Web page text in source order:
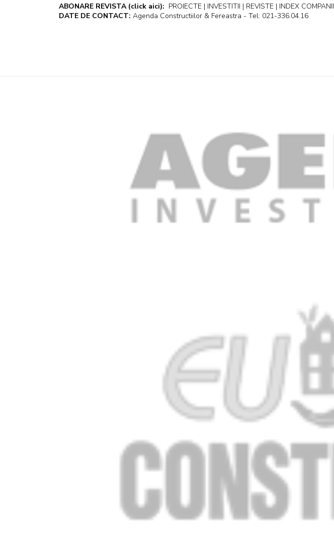
ABONARE REVISTA (click aici): PROIECTE | INVESTITII | REVISTE | INDEX COMPANII
DATE DE CONTACT: Agenda Constructiilor & Fereastra - Tel: 021-336.04.16